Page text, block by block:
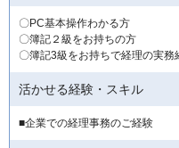
〇PC基本操作わかる方
〇簿記２級をお持ちの方
〇簿記3級をお持ちで経理の実務
活かせる経験・スキル
■企業での経理事務のご経験